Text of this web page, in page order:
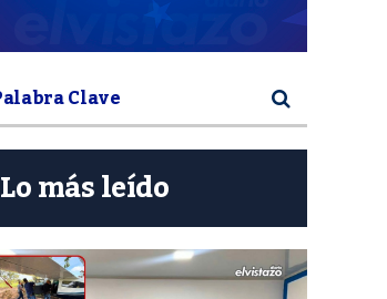
Lo más leído